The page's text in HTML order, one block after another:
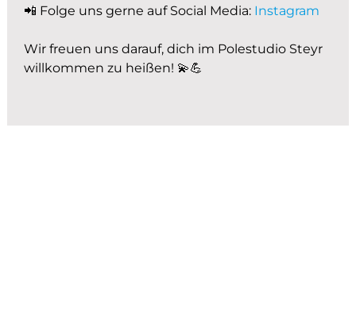
📲 Folge uns gerne auf Social Media: Instagram
Wir freuen uns darauf, dich im Polestudio Steyr
willkommen zu heißen! 💫💪